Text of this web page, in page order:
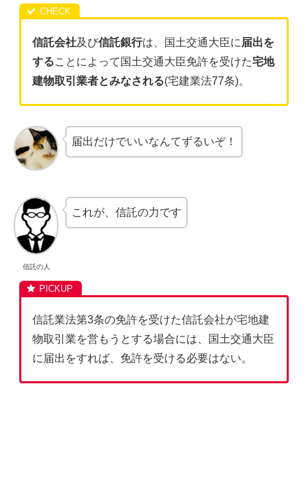
信託会社及び信託銀行は、国土交通大臣に 届出を
することによって国土交通大臣免許を受けた宅地
建物取引業者とみなされる(宅建業法77条)。
届出だけでいいなんてずるいぞ！
信託の人
これが、信託の力です
信託業法第3条の免許を受けた信託会社が宅地建
物取引業を営もうとする場合には、国土交通大臣
に届出をすれば、免許を受ける必要はない。